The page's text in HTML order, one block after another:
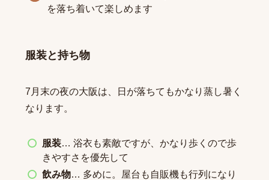
を落ち着いて楽しめます
服装と持ち物
7月末の夜の大阪は、日が落ちてもかなり蒸し暑く
なります。
服装… 浴衣も素敵ですが、かなり歩くので歩
きやすさを優先して
飲み物… 多めに。屋台も自販機も行列になり